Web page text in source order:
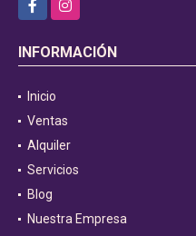
INFORMACIÓN
Inicio
Ventas
Alquiler
Servicios
Blog
Nuestra Empresa